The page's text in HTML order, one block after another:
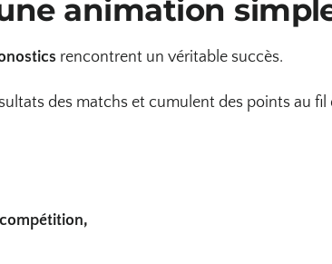
animation
rencontrent un véritable succès.
des matchs et cumulent des points au